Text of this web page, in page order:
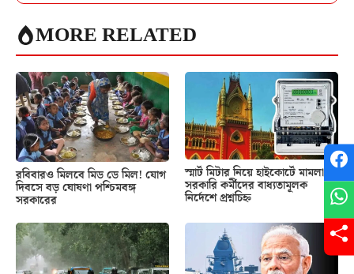
MORE RELATED
রবিবারও মিলবে মিড ডে মিল! যোগ
দিবসে বড় ঘোষণা পশ্চিমবঙ্গ
সরকারের
স্মার্ট মিটার নিয়ে হাইকোর্টে মামলা!
সরকারি কর্মীদের বাধ্যতামূলক
নির্দেশে প্রশ্নচিহ্ন